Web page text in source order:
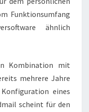
Funktionsumfang
ähnlich
Kombination mit
mehrere Jahre
eines
scheint für den